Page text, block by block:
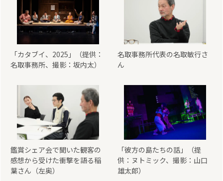
「カタブイ、2025」（提供：
名取事務所、撮影：坂内太）
名取事務所代表の名取敏行さ
ん
鑑賞シェア会で聞いた観客の
感想から受けた衝撃を語る稲
葉さん（左奥）
「彼方の島たちの話」（提
供：ヌトミック、撮影：山口
雄太郎）